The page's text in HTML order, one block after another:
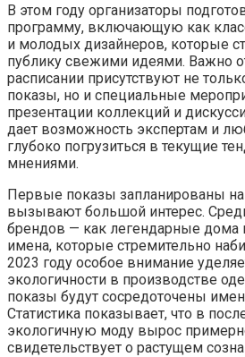
В этом году организаторы
программу, включающую как
и молодых дизайнеров, которые
публику свежими идеями. Важно
расписании присутствуют не
показы, но и специальные
презентации коллекций и
дает возможность экспертам и
глубоко погрузиться в текущие
мнениями.
Первые показы запланированы
вызывают большой интерес.
брендов — как легендарные дома
имена, которые стремительно
2023 году особое внимание
экологичности в производстве
показы будут сосредоточены
Статистика показывает, что в
экологичную моду вырос
свидетельствует о растущем